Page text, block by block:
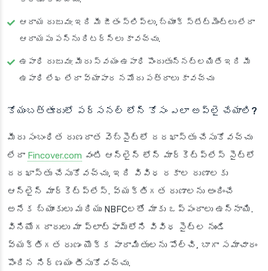
ఆదాయ రుజువు: ఇది మీ జీతం స్లిప్‌లు, బ్యాంక్ స్టేట్‌మెంట్‌లు లేదా
ఆదాయపు పన్ను రిటర్న్‌లు కావచ్చు.
ఉపాధి రుజువు: మీరు స్వయం ఉపాధి పొందుతున్నట్లయితే ఇది మీ
ఉపాధి లేఖ లేదా వ్యాపార నమోదు పత్రాలు కావచ్చు
కోయంబత్తూరులో పర్సనల్ లోన్ కోసం ఎలా అప్లై చేయాలి?
మీరు సంబంధిత రుణదాత వెబ్‌సైట్‌లో దరఖాస్తు చేసుకోవచ్చు
లేదా Fincover.com వంటి ఆన్‌లైన్ లోన్ మార్కెట్‌ప్లేస్ సైట్‌లో
దరఖాస్తు చేసుకోవచ్చు, ఇది వివిధ రకాల రుణాలకు
ఆన్‌లైన్ మార్కెట్‌ప్లేస్. వ్యక్తిగత రుణాలను అందించే
అనేక బ్యాంకులు మరియు NBFCలతో మాకు ఒప్పందాలు ఉన్నాయి.
వినియోగదారులు మా ప్లాట్‌ఫామ్‌లోని వివిధ సైట్‌ల నుండి
వ్యక్తిగత రుణం యొక్క పారామితులను పోల్చి, బాగా సమాచారం
పొందిన నిర్ణయం తీసుకోవచ్చు.